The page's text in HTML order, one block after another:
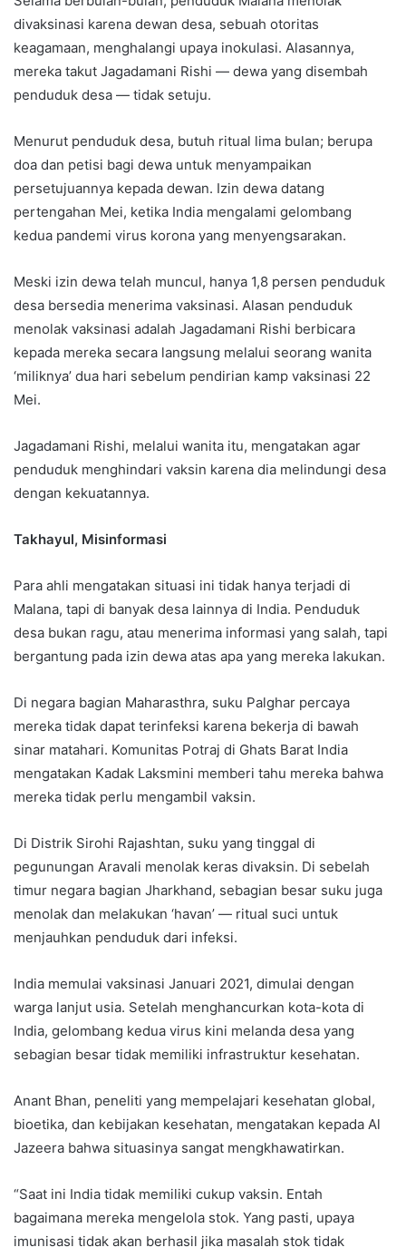
divaksinasi karena dewan desa, sebuah otoritas
keagamaan, menghalangi upaya inokulasi. Alasannya,
mereka takut Jagadamani Rishi — dewa yang disembah
penduduk desa — tidak setuju.
Menurut penduduk desa, butuh ritual lima bulan; berupa
doa dan petisi bagi dewa untuk menyampaikan
persetujuannya kepada dewan. Izin dewa datang
pertengahan Mei, ketika India mengalami gelombang
kedua pandemi virus korona yang menyengsarakan.
Meski izin dewa telah muncul, hanya 1,8 persen penduduk
desa bersedia menerima vaksinasi. Alasan penduduk
menolak vaksinasi adalah Jagadamani Rishi berbicara
kepada mereka secara langsung melalui seorang wanita
‘miliknya’ dua hari sebelum pendirian kamp vaksinasi 22
Mei.
Jagadamani Rishi, melalui wanita itu, mengatakan agar
penduduk menghindari vaksin karena dia melindungi desa
dengan kekuatannya.
Takhayul, Misinformasi
Para ahli mengatakan situasi ini tidak hanya terjadi di
Malana, tapi di banyak desa lainnya di India. Penduduk
desa bukan ragu, atau menerima informasi yang salah, tapi
bergantung pada izin dewa atas apa yang mereka lakukan.
Di negara bagian Maharasthra, suku Palghar percaya
mereka tidak dapat terinfeksi karena bekerja di bawah
sinar matahari. Komunitas Potraj di Ghats Barat India
mengatakan Kadak Laksmini memberi tahu mereka bahwa
mereka tidak perlu mengambil vaksin.
Di Distrik Sirohi Rajashtan, suku yang tinggal di
pegunungan Aravali menolak keras divaksin. Di sebelah
timur negara bagian Jharkhand, sebagian besar suku juga
menolak dan melakukan ‘havan’ — ritual suci untuk
menjauhkan penduduk dari infeksi.
India memulai vaksinasi Januari 2021, dimulai dengan
warga lanjut usia. Setelah menghancurkan kota-kota di
India, gelombang kedua virus kini melanda desa yang
sebagian besar tidak memiliki infrastruktur kesehatan.
Anant Bhan, peneliti yang mempelajari kesehatan global,
bioetika, dan kebijakan kesehatan, mengatakan kepada Al
Jazeera bahwa situasinya sangat mengkhawatirkan.
“Saat ini India tidak memiliki cukup vaksin. Entah
bagaimana mereka mengelola stok. Yang pasti, upaya
imunisasi tidak akan berhasil jika masalah stok tidak